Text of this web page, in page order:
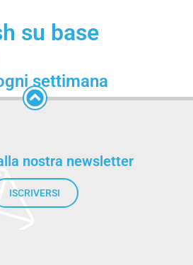
su base
settimana
nostra newsletter
ISCRIVERSI